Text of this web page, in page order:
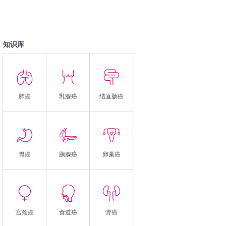
知识库
肺癌 乳腺癌 结直肠癌
胃癌 胰腺癌 卵巢癌
宫颈癌 食道癌 肾癌